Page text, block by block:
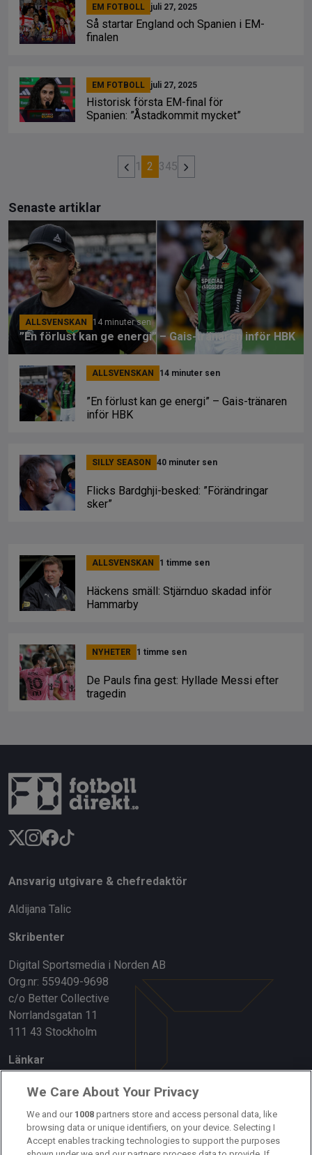
EM FOTBOLL juli 27, 2025
Så startar England och Spanien i EM-
finalen
EM FOTBOLL juli 27, 2025
Historisk första EM-final för
Spanien: ”Åstadkommit mycket”
1 2 345
Senaste artiklar
ALLSVENSKAN 14 minuter sen
”En förlust kan ge energi” – Gais-tränaren inför HBK
ALLSVENSKAN 14 minuter sen
”En förlust kan ge energi” – Gais-tränaren
inför HBK
SILLY SEASON 40 minuter sen
Flicks Bardghji-besked: ”Förändringar
sker”
ALLSVENSKAN 1 timme sen
Häckens smäll: Stjärnduo skadad inför
Hammarby
NYHETER 1 timme sen
De Pauls fina gest: Hyllade Messi efter
tragedin
Ansvarig utgivare & chefredaktör
Aldijana Talic
Skribenter
Digital Sportsmedia i Norden AB
Org.nr: 559409-9698
c/o Better Collective
Norrlandsgatan 11
111 43 Stockholm
Länkar
Om oss
Kontakta oss
Kundtjänst
We Care About Your Privacy
We and our 1008 partners store and access personal data, like
browsing data or unique identifiers, on your device. Selecting I
Accept enables tracking technologies to support the purposes